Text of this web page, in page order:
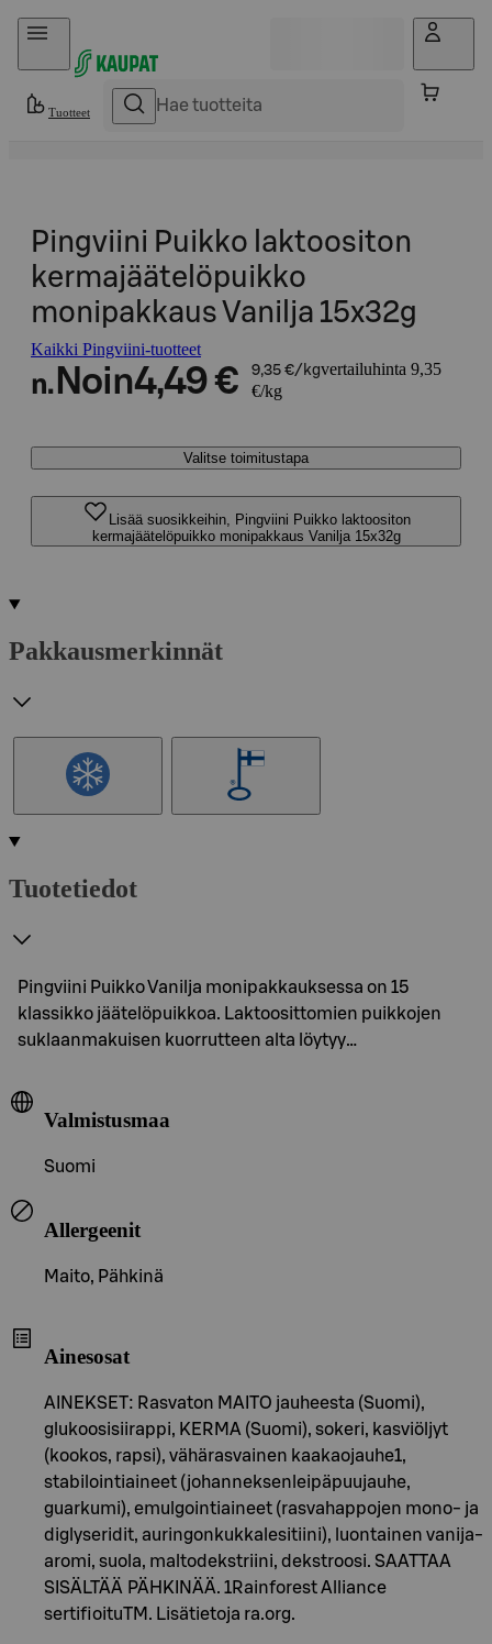
Hyppää sisältöön
Tuotteet
Pingviini Puikko laktoositon
kermajäätelöpuikko
monipakkaus Vanilja 15x32g
Kaikki Pingviini-tuotteet
n. Noin4,49 € 9,35 €/kgvertailuhinta 9,35
€/kg
Valitse toimitustapa
Lisää suosikkeihin, Pingviini Puikko laktoositon
kermajäätelöpuikko monipakkaus Vanilja 15x32g
Pakkausmerkinnät
Tuotetiedot
Pingviini Puikko Vanilja monipakkauksessa on 15
klassikko jäätelöpuikkoa. Laktoosittomien puikkojen
suklaanmakuisen kuorrutteen alta löytyy…
Valmistusmaa
Suomi
Allergeenit
Maito, Pähkinä
Ainesosat
AINEKSET: Rasvaton MAITO jauheesta (Suomi),
glukoosisiirappi, KERMA (Suomi), sokeri, kasviöljyt
(kookos, rapsi), vähärasvainen kaakaojauhe1,
stabilointiaineet (johanneksenleipäpuujauhe,
guarkumi), emulgointiaineet (rasvahappojen mono- ja
diglyseridit, auringonkukkalesitiini), luontainen vanija-
aromi, suola, maltodekstriini, dekstroosi. SAATTAA
SISÄLTÄÄ PÄHKINÄÄ. 1Rainforest Alliance
sertifioituTM. Lisätietoja ra.org.